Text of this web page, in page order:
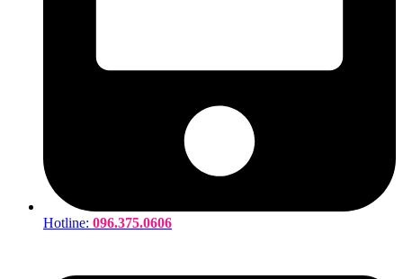
Hotline: 096.375.0606